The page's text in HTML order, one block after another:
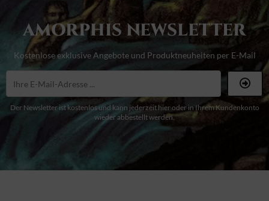
AMORPHIS NEWSLETTER
Kostenlose exklusive Angebote und Produktneuheiten per E-Mail
Der Newsletter ist kostenlos und kann jederzeit hier oder in Ihrem Kundenkonto
wieder abbestellt werden.